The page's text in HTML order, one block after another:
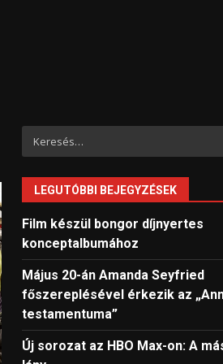
Keresés:
LEGUTÓBBI BEJEGYZÉSEK
Film készül bongor díjnyertes
konceptalbumához
Május 20-án Amanda Seyfried
főszereplésével érkezik az
testamentuma”
Új sorozat az HBO Max-on: A